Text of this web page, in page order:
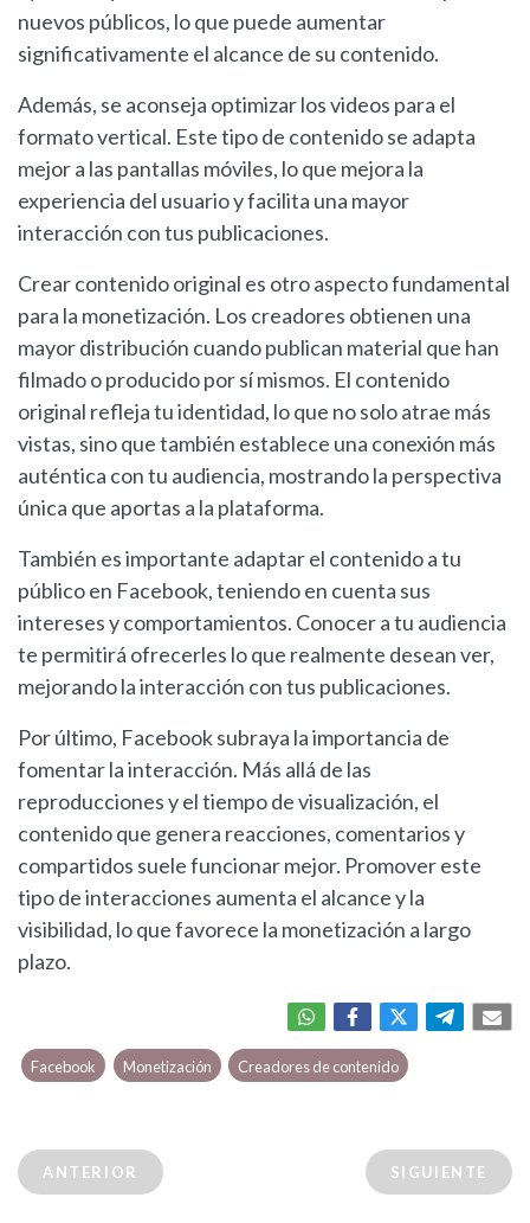
nuevos públicos, lo que puede aumentar
significativamente el alcance de su contenido.
Además, se aconseja optimizar los videos para el
formato vertical. Este tipo de contenido se adapta
mejor a las pantallas móviles, lo que mejora la
experiencia del usuario y facilita una mayor
interacción con tus publicaciones.
Crear contenido original es otro aspecto fundamental
para la monetización. Los creadores obtienen una
mayor distribución cuando publican material que han
filmado o producido por sí mismos. El contenido
original refleja tu identidad, lo que no solo atrae más
vistas, sino que también establece una conexión más
auténtica con tu audiencia, mostrando la perspectiva
única que aportas a la plataforma.
También es importante adaptar el contenido a tu
público en Facebook, teniendo en cuenta sus
intereses y comportamientos. Conocer a tu audiencia
te permitirá ofrecerles lo que realmente desean ver,
mejorando la interacción con tus publicaciones.
Por último, Facebook subraya la importancia de
fomentar la interacción. Más allá de las
reproducciones y el tiempo de visualización, el
contenido que genera reacciones, comentarios y
compartidos suele funcionar mejor. Promover este
tipo de interacciones aumenta el alcance y la
visibilidad, lo que favorece la monetización a largo
plazo.
Facebook Monetización Creadores de contenido
ANTERIOR SIGUIENTE